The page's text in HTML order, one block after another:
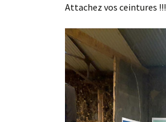
Attachez vos ceintures !!!